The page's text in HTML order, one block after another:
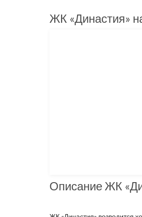
ЖК «Династия»
Описание ЖК